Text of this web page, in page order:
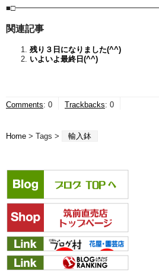
関連記事
残り３日になりました(^^)
いよいよ最終日(^^)
Comments: 0 Trackbacks: 0
Home > Tags > 輸入鉢